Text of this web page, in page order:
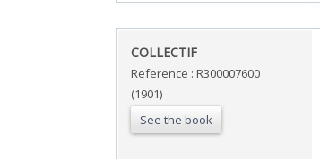
‎COLLECTIF‎
Reference : R300007600
(1901)
See the book